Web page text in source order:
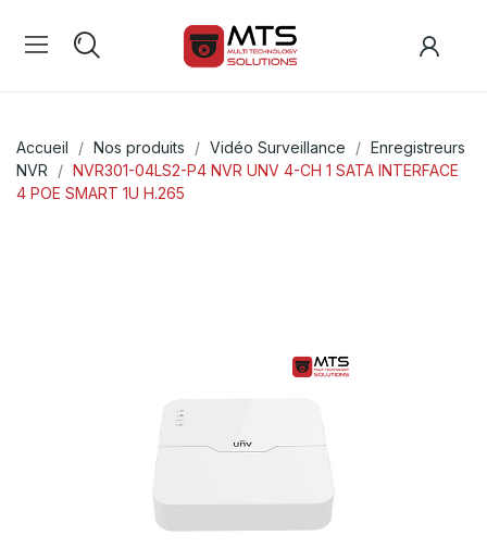
Accueil Nos produits Vidéo Surveillance
Enregistreurs
NVR
NVR301-04LS2-P4 NVR UNV 4-CH 1 SATA INTERFACE
4 POE SMART 1U H.265